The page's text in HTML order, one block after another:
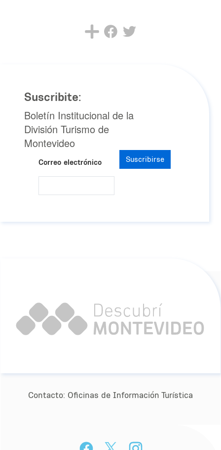
Suscribite:
Boletín Institucional de la
División Turismo de
Montevideo
Correo electrónico Suscribirse
Contacto: Oﬁcinas de Información Turística